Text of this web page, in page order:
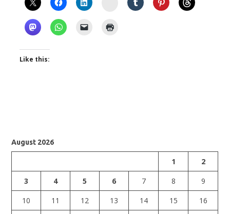
Like this:
August 2026
1
2
3
4 5 6 7 8
9
10
11 12 13 14 15
16